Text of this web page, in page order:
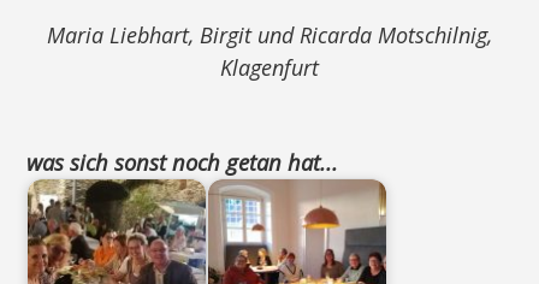
Maria Liebhart, Birgit und Ricarda Motschilnig,
Klagenfurt
was sich sonst noch getan hat...